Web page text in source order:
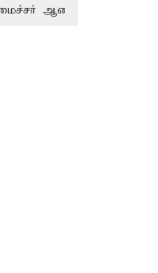
உடன் சி.வி. சண்முகம்,